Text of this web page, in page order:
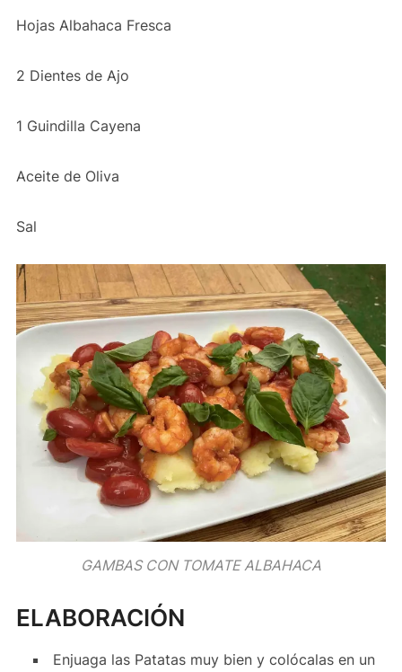
Hojas Albahaca Fresca
2 Dientes de Ajo
1 Guindilla Cayena
Aceite de Oliva
Sal
GAMBAS CON TOMATE ALBAHACA
ELABORACIÓN
Enjuaga las Patatas muy bien y colócalas en un